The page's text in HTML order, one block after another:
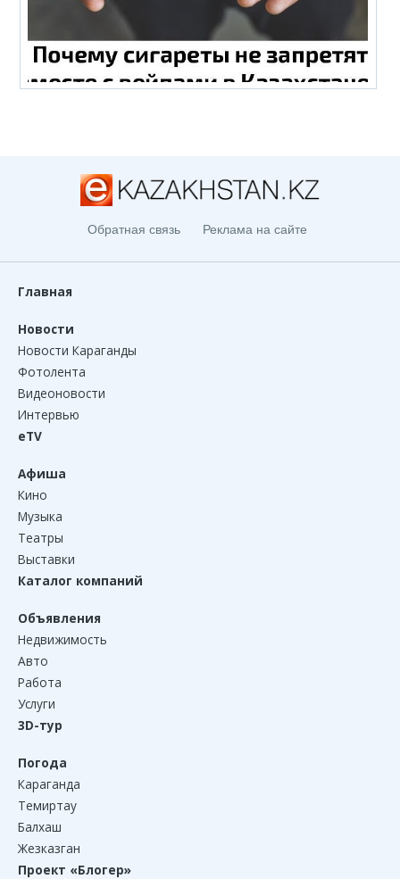
Обратная связь Реклама на сайте
Главная
Новости
Новости Караганды
Фотолента
Видеоновости
Интервью
eTV
Афиша
Кино
Музыка
Театры
Выставки
Каталог компаний
Объявления
Недвижимость
Авто
Работа
Услуги
3D-тур
Погода
Караганда
Темиртау
Балхаш
Жезказган
Проект «Блогер»